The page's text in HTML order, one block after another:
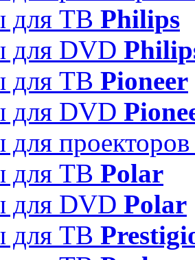
для ТВ Philips
для DVD
для ТВ Pioneer
для DVD
для
для ТВ Polar
для DVD Polar
для ТВ